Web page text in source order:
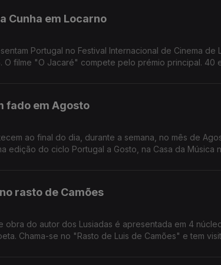
Cunha em Locarno
Portugal no Festival Internacional de Cinema de
O filme "O Jacaré" compete pelo prémio principal. 40
fado em Agosto
ao final do dia, durante a semana, no mês de
edição do ciclo Portugal a Gosto, na Casa da Música
rasto de Camões
obra do autor dos Lusiadas é apresentada em 4
Chama-se no "Rasto de Luis de Camões" e tem